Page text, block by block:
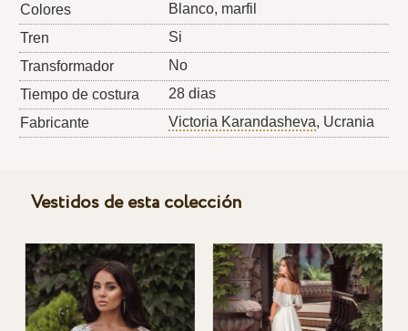
Colores
Blanco, marfil
Tren
Si
Transformador
No
Tiempo de costura
28 dias
Fabricante
Victoria Karandasheva, Ucrania
Vestidos de esta colección